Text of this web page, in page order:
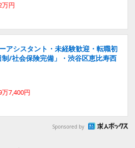
万円
アシスタント・未経験歓迎・転職初
/社会保険完備」・渋谷区恵比寿西
7,400円
Sponsored by